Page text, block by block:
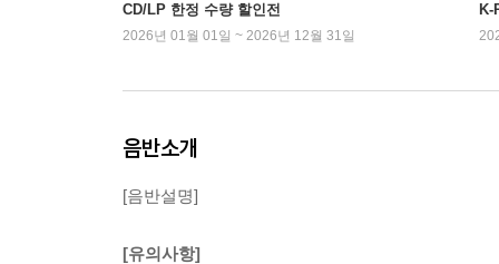
CD/LP 한정 수량 할인전
2026년 01월 01일 ~ 2026년 12월 31일
K-
음반소개
[음반설명]
[유의사항]